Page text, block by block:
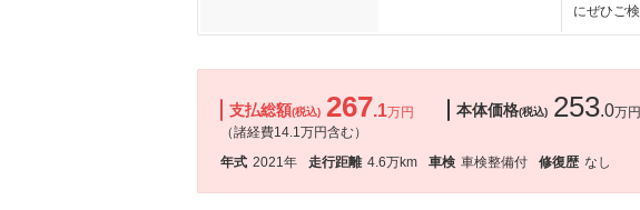
にぜひご
支払総額(税込) 267.1万円
（諸経費14.1万円含む）
本体価格(税込) 253.0万円
年式 2021年 走行距離 4.6万km 車検 車検整備付 修復歴 なし